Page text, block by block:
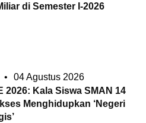
di Semester I-2026
•
04 Agustus 2026
2026: Kala Siswa SMAN 14
Menghidupkan ‘Negeri